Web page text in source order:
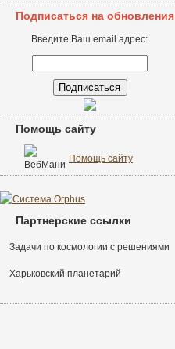
Подписаться на обновления
Введите Ваш email адрес:
Помощь сайту
Помощь сайту
Партнерские ссылки
Задачи по космологии с решениями
Харьковский планетарий